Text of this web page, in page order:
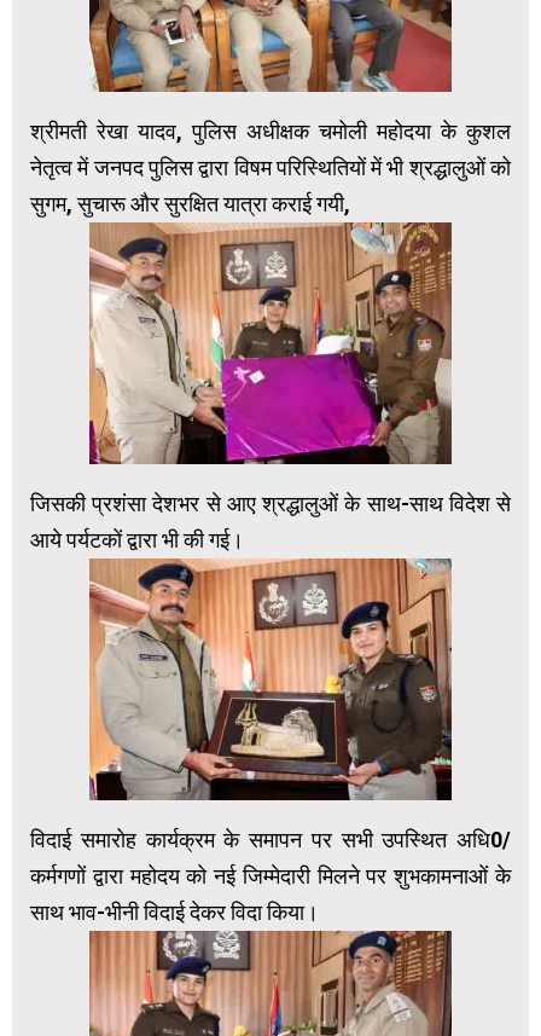
श्रीमती रेखा यादव, पुलिस अधीक्षक चमोली महोदया के कुशल
नेतृत्व में जनपद पुलिस द्वारा विषम परिस्थितियों में भी श्रद्धालुओं को
सुगम, सुचारू और सुरक्षित यात्रा कराई गयी,
जिसकी प्रशंसा देशभर से आए श्रद्धालुओं के साथ-साथ विदेश से
आये पर्यटकों द्वारा भी की गई।
विदाई समारोह कार्यक्रम के समापन पर सभी उपस्थित अधि0/
कर्मगणों द्वारा महोदय को नई जिम्मेदारी मिलने पर शुभकामनाओं के
साथ भाव-भीनी विदाई देकर विदा किया।